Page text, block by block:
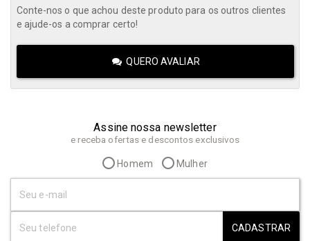
Conte-nos o que achou deste produto para os outros clientes
e ajude-os a comprar certo!
QUERO AVALIAR
Assine nossa newsletter
e receba ofertas e descontos exclusivos
Homem Mulher
CADASTRAR